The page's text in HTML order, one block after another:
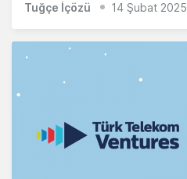
Tuğçe İçözü 14 Şubat 2025